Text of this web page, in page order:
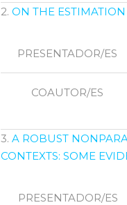
2. ON THE
PRESENTADOR/ES
COAUTOR/ES
3. A ROBUST
CONTEXTS: SOME
PRESENTADOR/ES